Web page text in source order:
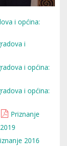
i općina:
i
i općina:
i općina:
Priznanje
2016